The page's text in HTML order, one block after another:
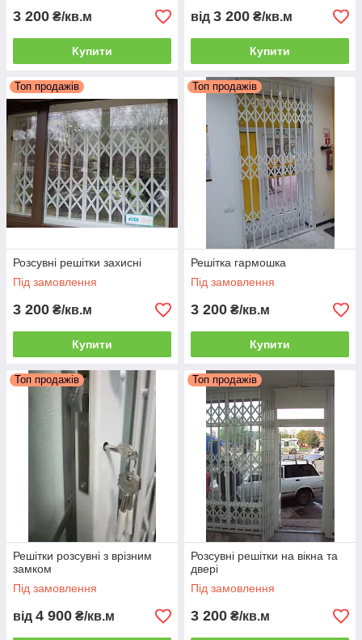
3 200 ₴/кв.м
Купити
від 3 200 ₴/кв.м
Купити
Топ продажів
Розсувні решітки захисні
Під замовлення
3 200 ₴/кв.м
Купити
Топ продажів
Решітка гармошка
Під замовлення
3 200 ₴/кв.м
Купити
Топ продажів
Решітки розсувні з врізним
замком
Під замовлення
від 4 900 ₴/кв.м
Топ продажів
Розсувні решітки на вікна та
двері
Під замовлення
3 200 ₴/кв.м